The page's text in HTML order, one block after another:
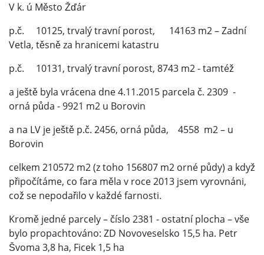
V k. ú Město Žďár
p.č. 10125, trvalý travní porost, 14163 m2 – Zadní
Vetla, těsně za hranicemi katastru
p.č. 10131, trvalý travní porost, 8743 m2 - tamtéž
a ještě byla vrácena dne 4.11.2015 parcela č. 2309 -
orná půda - 9921 m2 u Borovin
a na LV je ještě p.č. 2456, orná půda, 4558 m2 – u
Borovin
celkem 210572 m2 (z toho 156807 m2 orné půdy) a když
připočítáme, co fara měla v roce 2013 jsem vyrovnáni,
což se nepodařilo v každé farnosti.
Kromě jedné parcely – číslo 2381 - ostatní plocha – vše
bylo propachtováno: ZD Novoveselsko 15,5 ha. Petr
Švoma 3,8 ha, Ficek 1,5 ha